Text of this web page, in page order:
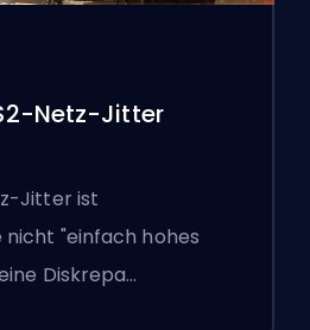
Netz-Jitter
Jitter ist
"einfach hohes
Diskrepa…